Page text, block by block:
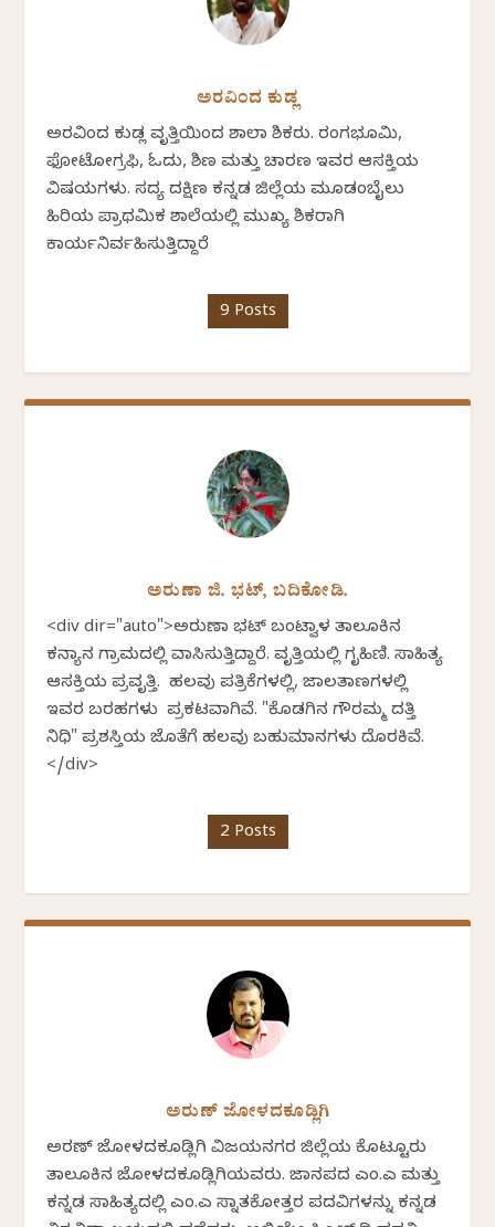
ಅರವಿಂದ ಕುಡ್ಲ
ಅರವಿಂದ ಕುಡ್ಲ ವೃತ್ತಿಯಿಂದ ಶಾಲಾ ಶಿಕ್ಷಕರು. ರಂಗಭೂಮಿ,
ಫೋಟೋಗ್ರಫಿ, ಓದು, ಶಿಕ್ಷಣ ಮತ್ತು ಚಾರಣ ಇವರ ಆಸಕ್ತಿಯ
ವಿಷಯಗಳು. ಸದ್ಯ ದಕ್ಷಿಣ ಕನ್ನಡ ಜಿಲ್ಲೆಯ ಮೂಡಂಬೈಲು
ಹಿರಿಯ ಪ್ರಾಥಮಿಕ ಶಾಲೆಯಲ್ಲಿ ಮುಖ್ಯ ಶಿಕ್ಷಕರಾಗಿ
ಕಾರ್ಯನಿರ್ವಹಿಸುತ್ತಿದ್ದಾರೆ
9 Posts
ಅರುಣಾ ಜಿ. ಭಟ್, ಬದಿಕೋಡಿ.
<div dir="auto">ಅರುಣಾ ಭಟ್ ಬಂಟ್ವಾಳ ತಾಲೂಕಿನ
ಕನ್ಯಾನ ಗ್ರಾಮದಲ್ಲಿ ವಾಸಿಸುತ್ತಿದ್ದಾರೆ. ವೃತ್ತಿಯಲ್ಲಿ ಗೃಹಿಣಿ. ಸಾಹಿತ್ಯ
ಆಸಕ್ತಿಯ ಪ್ರವೃತ್ತಿ. ಹಲವು ಪತ್ರಿಕೆಗಳಲ್ಲಿ, ಜಾಲತಾಣಗಳಲ್ಲಿ
ಇವರ ಬರಹಗಳು ಪ್ರಕಟವಾಗಿವೆ. "ಕೊಡಗಿನ ಗೌರಮ್ಮ ದತ್ತಿ
ನಿಧಿ" ಪ್ರಶಸ್ತಿಯ ಜೊತೆಗೆ ಹಲವು ಬಹುಮಾನಗಳು ದೊರಕಿವೆ.
</div>
2 Posts
ಅರುಣ್ ಜೋಳದಕೂಡ್ಲಿಗಿ
ಅರಣ್ ಜೋಳದಕೂಡ್ಲಿಗಿ ವಿಜಯನಗರ ಜಿಲ್ಲೆಯ ಕೊಟ್ಟೂರು
ತಾಲೂಕಿನ ಜೋಳದಕೂಡ್ಲಿಗಿಯವರು. ಜಾನಪದ ಎಂ.ಎ ಮತ್ತು
ಕನ್ನಡ ಸಾಹಿತ್ಯದಲ್ಲಿ ಎಂ.ಎ ಸ್ನಾತಕೋತ್ತರ ಪದವಿಗಳನ್ನು ಕನ್ನಡ